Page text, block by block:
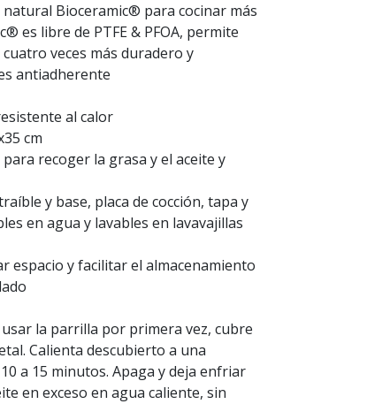
Bioceramic® para cocinar más
es libre de PTFE & PFOA, permite
veces más duradero y
antiadherente
al calor
cm
recoger la grasa y el aceite y
y base, placa de cocción, tapa y
en agua y lavables en lavavajillas
espacio y facilitar el almacenamiento
la parrilla por primera vez, cubre
Calienta descubierto a una
a 15 minutos. Apaga y deja enfriar
en exceso en agua caliente, sin